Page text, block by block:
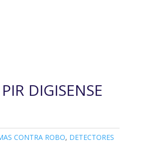
DIGISENSE
CONTRA ROBO, DETECTORES